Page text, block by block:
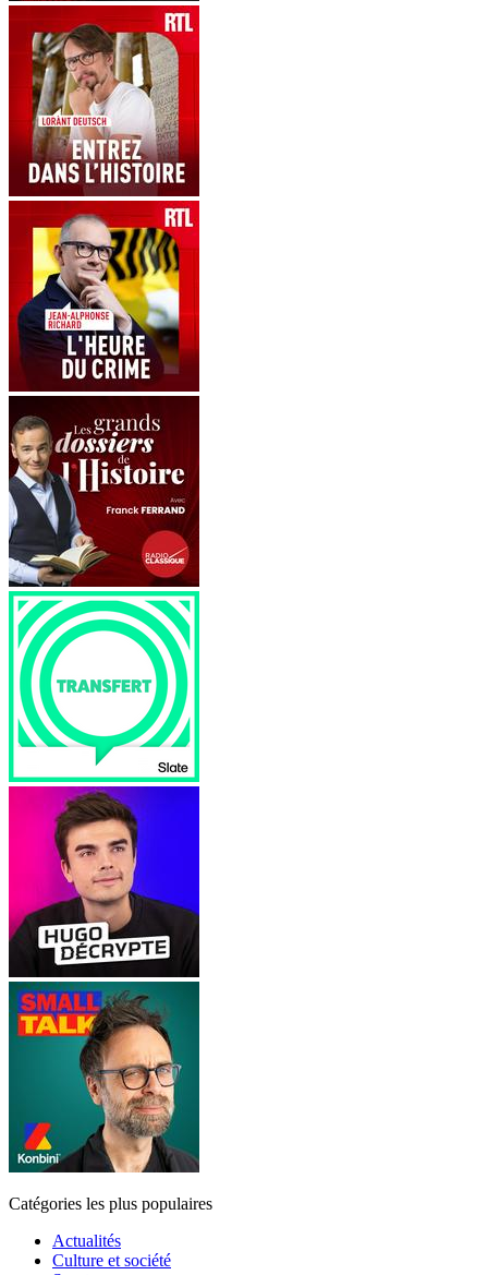
Catégories les plus populaires
Actualités
Culture et société